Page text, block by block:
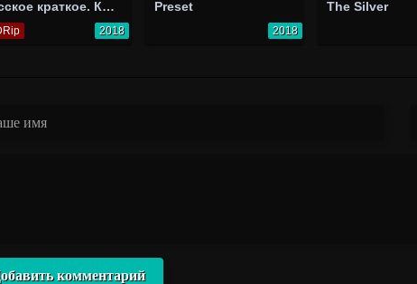
Русское краткое. Киноальманах «Один»
2018
Preset
2018
The Silver
комментарий